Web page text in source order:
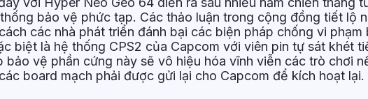
bảo vệ phức tạp. Các thảo luận trong cộng đồng tiết lộ
các nhà phát triển đánh bại các biện pháp chống vi phạm
biệt là hệ thống CPS2 của Capcom với viên pin tự sát khét
bảo vệ phần cứng này sẽ vô hiệu hóa vĩnh viễn các trò chơi
board mạch phải được gửi lại cho Capcom để kích hoạt lại.